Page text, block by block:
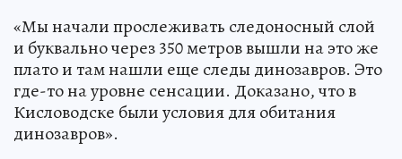
«Мы начали прослеживать следоносный слой
и буквально через 350 метров вышли на это же
плато и там нашли еще следы динозавров. Это
где-то на уровне сенсации. Доказано, что в
Кисловодске были условия для обитания
динозавров».